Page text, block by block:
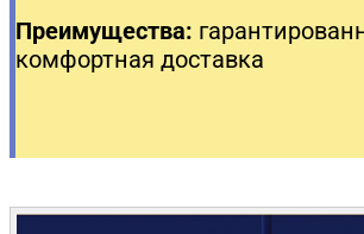
Преимущества:
комфортная доставка